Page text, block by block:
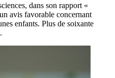
dans son rapport «
avis favorable concernant
enfants. Plus de soixante